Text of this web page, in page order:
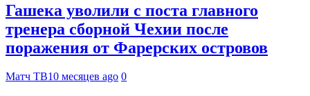
Гашека уволили с поста главного
тренера сборной Чехии после
поражения от Фарерских островов
Матч ТВ10 месяцев ago 0